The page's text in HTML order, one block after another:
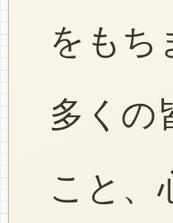
をもち
多くの
こと、